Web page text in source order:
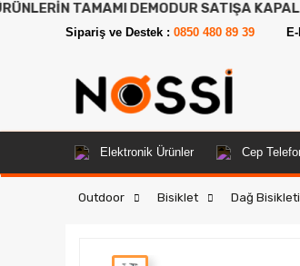
DEMODUR SATIŞA KAPALIDIR !
Sipariş ve Destek : 0850 480 89 39
Elektronik Ürünler Cep
Outdoor Bisiklet Dağ Bisikleti